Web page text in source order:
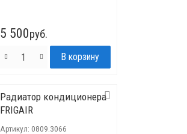
5 500руб.
Радиатор кондиционера
FRIGAIR
Артикул: 0809.3066